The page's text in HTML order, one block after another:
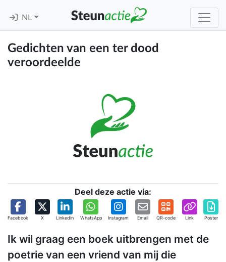
NL
Gedichten van een ter dood
veroordeelde
Deel deze actie via:
Facebook X Linkedin WhatsApp Instagram Email QR-code Link Poster
Ik wil graag een boek uitbrengen met de
poetrie van een vriend van mij die